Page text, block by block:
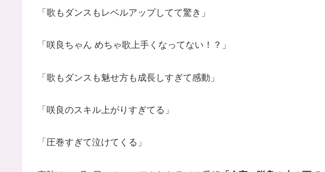
「歌もダンスもレベルアップしてて驚き」
「咲良ちゃん めちゃ歌上手くなってない！？」
「歌もダンスも魅せ方も成長しすぎて感動」
「咲良のスキル上がりすぎてる」
「圧巻すぎて泣けてくる」